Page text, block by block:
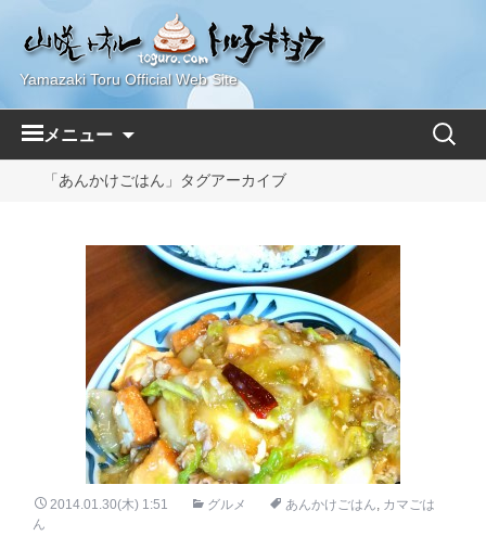
Yamazaki Toru Official Web Site
メニュー
テ
へ
ス
キ
ッ
プ
検
「あんかけごはん」タグアーカイブ
2014.01.30(木) 1:51 グルメ あんかけごはん, カマごは
ん